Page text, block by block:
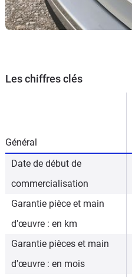
Les chiffres clés
Général
Date de début de
commercialisation
Garantie pièce et main
d'œuvre : en km
Garantie pièces et main
d'œuvre : en mois